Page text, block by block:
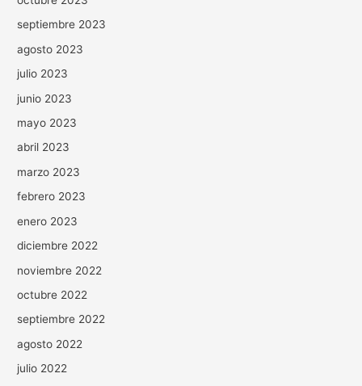
septiembre 2023
agosto 2023
julio 2023
junio 2023
mayo 2023
abril 2023
marzo 2023
febrero 2023
enero 2023
diciembre 2022
noviembre 2022
octubre 2022
septiembre 2022
agosto 2022
julio 2022